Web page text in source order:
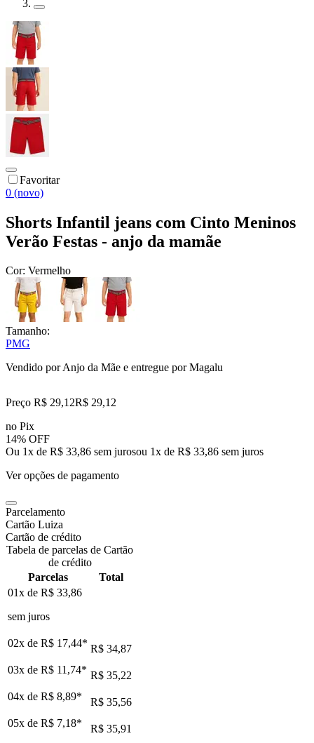
Favoritar
0 (novo)
Shorts Infantil jeans com Cinto Meninos
Verão Festas - anjo da mamãe
Cor: Vermelho
Tamanho:
PMG
Vendido porAnjo da Mãe e entregue por Magalu
Preço R$ 29,12R$ 29,12
no Pix
14% OFF
Ou 1x de R$ 33,86 sem jurosou 1x de R$ 33,86 sem juros
Ver opções de pagamento
Parcelamento
Cartão Luiza
Cartão de crédito
Tabela de parcelas de Cartão
de crédito
Parcelas
Total
01x de R$ 33,86
sem juros
02x de R$ 17,44* R$ 34,87
03x de R$ 11,74* R$ 35,22
04x de R$ 8,89*
R$ 35,56
05x de R$ 7,18* R$ 35,91